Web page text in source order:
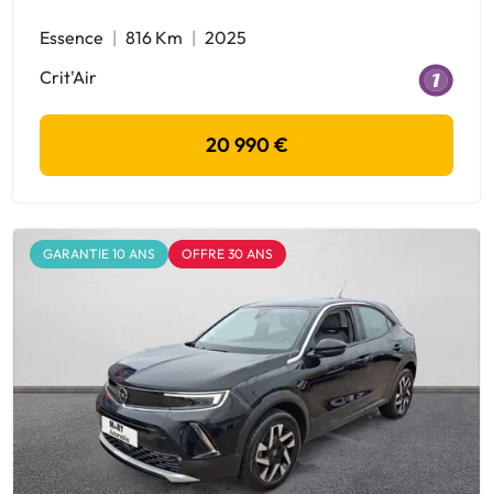
Essence 816 Km
2025
Crit'Air
20 990 €
GARANTIE 10 ANS OFFRE 30 ANS